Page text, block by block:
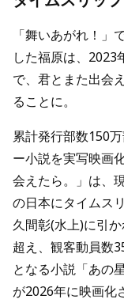
「舞いあがれ！」
した福原は、2023
で、君とまた出会
ることに。
累計発行部数150
ー小説を実写映画
会えたら。」は、
の日本にタイムス
久間彰(水上)に引
超え、観客動員数
となる小説「あの
が2026年に映画化